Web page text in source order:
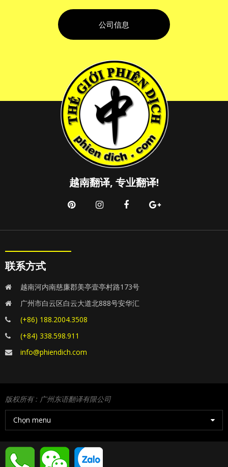
公司信息
越南翻译, 专业翻译!
联系方式
越南河内南慈廉郡美亭壹亭村路173号
广州市白云区白云大道北888号安华汇
(+86) 188.2004.3508
(+84) 338.598.911
info@phiendich.com
版权所有 : 广州东语翻译有限公司
Chọn menu